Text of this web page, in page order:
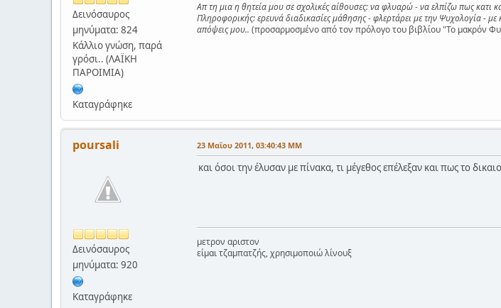
Δεινόσαυρος
μηνύματα: 824
Κάλλιο γνώση, παρά
γρόσι.. (ΛΑΪΚΗ
ΠΑΡΟΙΜΙΑ)
Καταγράφηκε
Απ τη μια η θητεία μου σε σχολικές αίθουσες: να φλυαρώ - να ελπίζω πως
Πληροφορικής: ερευνά διαδικασίες μάθησης - φλερτάρει με την Ψυχολογία -
απόψεις μου.. (προσαρμοσμένο από τον πρόλογο του βιβλίου "Το μακρόν
poursali
Δεινόσαυρος
μηνύματα: 920
Καταγράφηκε
23 Μαΐου 2011, 03:40:43 ΜΜ
και όσοι την έλυσαν με πίνακα, τι μέγεθος επέλεξαν και πως το
μετρον αριστον
είμαι τζαμπατζής, χρησιμοποιώ λίνουξ